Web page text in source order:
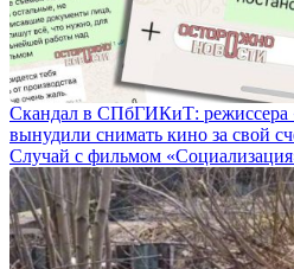
Скандал в СПбГИКиТ: режиссера
вынудили снимать кино за свой
Случай с фильмом